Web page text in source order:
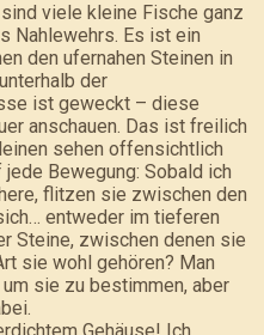
viele kleine Fische ganz
Nahlewehrs. Es ist ein
den ufernahen Steinen in
der
ist geweckt – diese
anschauen. Das ist freilich
sehen offensichtlich
Bewegung: Sobald ich
flitzen sie zwischen den
entweder im tieferen
Steine, zwischen denen sie
sie wohl gehören? Man
sie zu bestimmen, aber